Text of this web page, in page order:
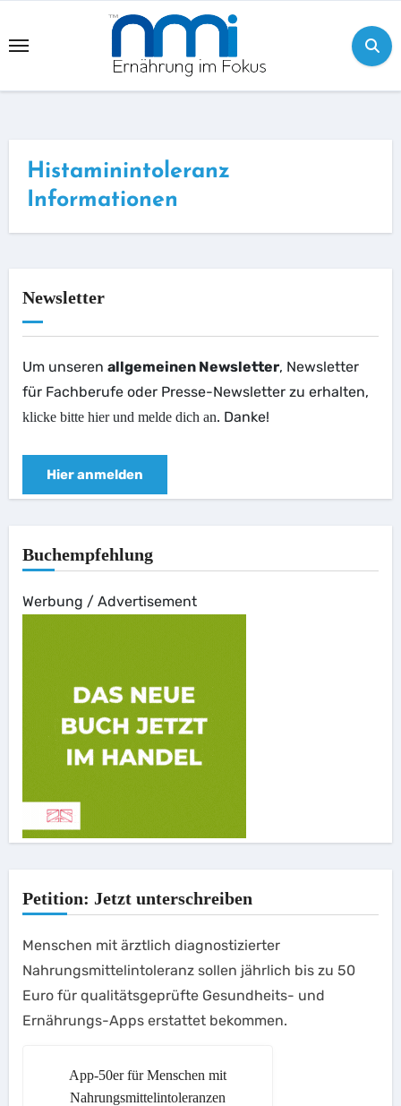
to
Histaminintoleranz
Informationen
Newsletter
Um unseren allgemeinen Newsletter, Newsletter
für Fachberufe oder Presse-Newsletter zu erhalten,
klicke bitte hier und melde dich an. Danke!
Hier anmelden
Buchempfehlung
Werbung / Advertisement
Petition: Jetzt unterschreiben
Menschen mit ärztlich diagnostizierter
Nahrungsmittelintoleranz sollen jährlich bis zu 50
Euro für qualitätsgeprüfte Gesundheits- und
Ernährungs-Apps erstattet bekommen.
App-50er für Menschen mit
Nahrungsmittelintoleranzen